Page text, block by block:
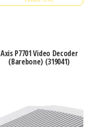
Axis P7701 Video Decoder
(Barebone) (319041)